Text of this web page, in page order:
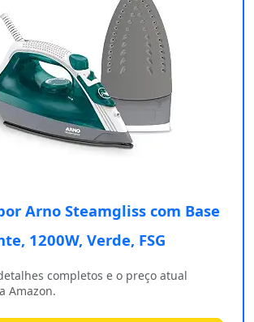
Arno Steamgliss com Base
1200W, Verde, FSG
completos e o preço atual
Amazon.